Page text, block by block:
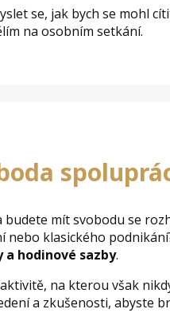
se, jak bych se mohl
na osobním setkání.
mít svobodu se
klasického
a hodinové sazby.
na kterou však
a zkušenosti, abyste